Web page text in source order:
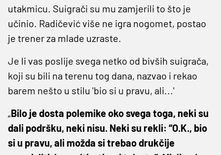
utakmicu. Suigrači su mu zamjerili to što je
učinio. Radičević više ne igra nogomet, postao
je trener za mlade uzraste.
Je li vas poslije svega netko od bivših suigrača,
koji su bili na terenu tog dana, nazvao i rekao
barem nešto u stilu 'bio si u pravu, ali...'
„Bilo je dosta polemike oko svega toga, neki su
dali podršku, neki nisu. Neki su rekli: “O.K., bio
si u pravu, ali možda si trebao drukčije